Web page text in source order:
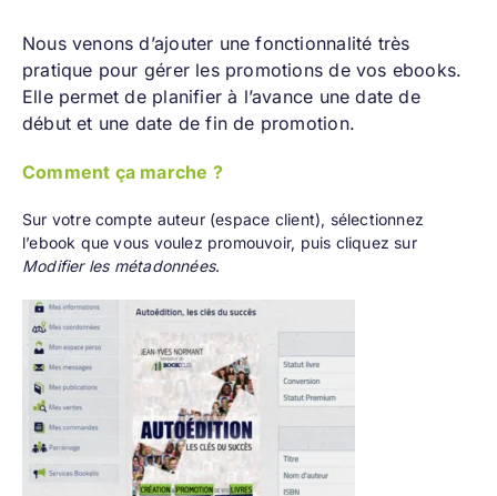
Nous venons d’ajouter une fonctionnalité très
pratique pour gérer les promotions de vos ebooks.
Elle permet de planifier à l’avance une date de
début et une date de fin de promotion.
Comment ça marche ?
Sur votre compte auteur (espace client), sélectionnez
l’ebook que vous voulez promouvoir, puis cliquez sur
Modifier les métadonnées.